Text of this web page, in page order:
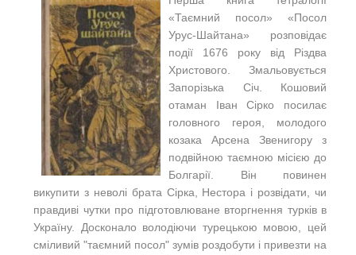
«Таємний посол» «Посол
Урус-Шайтана» розповідає
події 1676 року від Різдва
Христового. Змальовується
Запорізька Січ. Кошовий
отаман Іван Сірко посилає
головного героя, молодого
козака Арсена Звенигору з
подвійною таємною місією до
Болгарії. Він повинен
викупити з неволі брата Сірка, Нестора і розвідати, чи
правдиві чутки про підготовлюване вторгнення турків в
Україну. Досконало володіючи турецькою мовою, цей
сміливий "таємний посол" зумів роздобути і привезти на